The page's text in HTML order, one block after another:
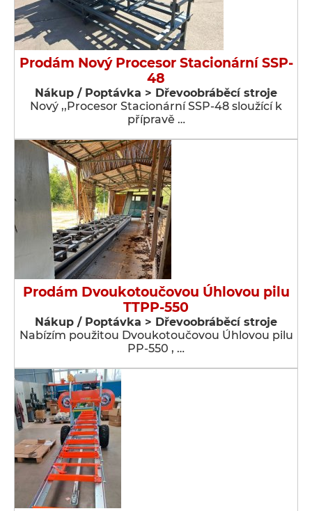
Prodám Nový Procesor Stacionární SSP-
48
Nákup / Poptávka > Dřevoobráběcí stroje
Nový ,,Procesor Stacionární SSP-48 sloužící k
přípravě …
Prodám Dvoukotoučovou Úhlovou pilu
TTPP-550
Nákup / Poptávka > Dřevoobráběcí stroje
Nabízím použitou Dvoukotoučovou Úhlovou pilu
PP-550 , …